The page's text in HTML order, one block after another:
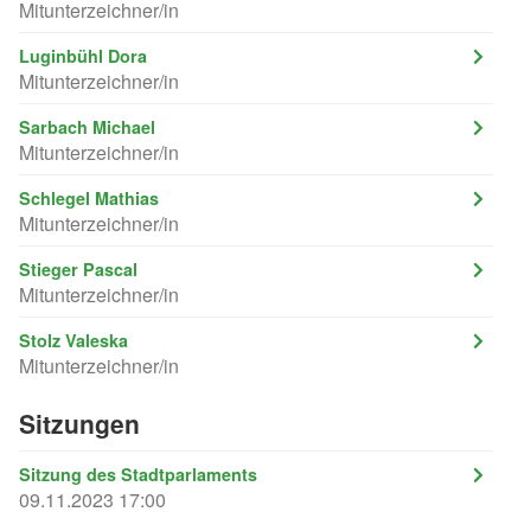
Mitunterzeichner/in
Luginbühl Dora
Mitunterzeichner/in
Sarbach Michael
Mitunterzeichner/in
Schlegel Mathias
Mitunterzeichner/in
Stieger Pascal
Mitunterzeichner/in
Stolz Valeska
Mitunterzeichner/in
Sitzungen
Sitzung des Stadtparlaments
09.11.2023 17:00